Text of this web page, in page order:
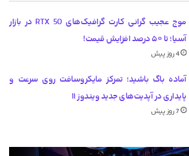
موج عجیب گرانی کارت گرافیک‌های RTX 50 در بازار
آسیا؛ تا ۵۰ درصد افزایش قیمت!
4 روز پیش
آماده باگ باشید؛ تمرکز مایکروسافت روی سرعت و
پایداری در آپدیت‌های جدید ویندوز ۱۱
7 روز پیش